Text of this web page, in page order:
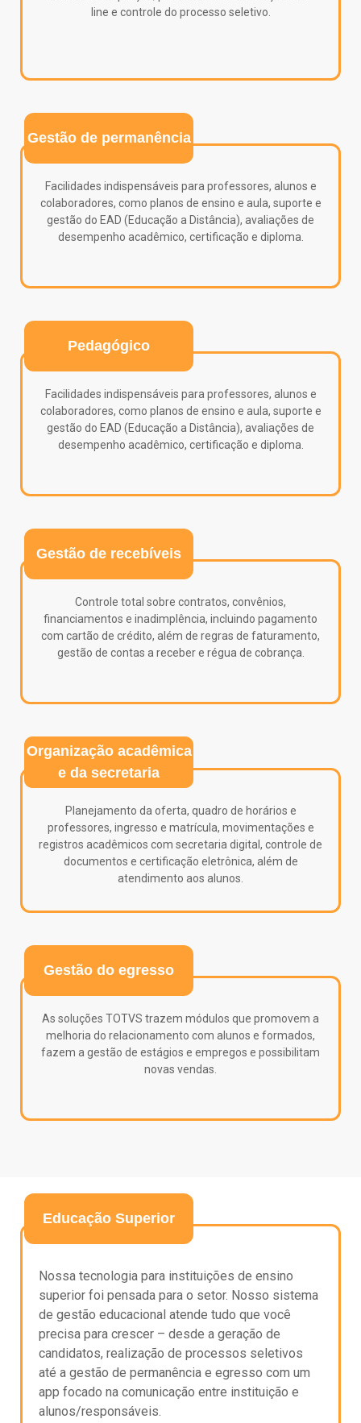
line e controle do processo seletivo.
Gestão de permanência
Facilidades indispensáveis para professores, alunos e
colaboradores, como planos de ensino e aula, suporte e
gestão do EAD (Educação a Distância), avaliações de
desempenho acadêmico, certificação e diploma.
Pedagógico
Facilidades indispensáveis para professores, alunos e
colaboradores, como planos de ensino e aula, suporte e
gestão do EAD (Educação a Distância), avaliações de
desempenho acadêmico, certificação e diploma.
Gestão de recebíveis
Controle total sobre contratos, convênios,
financiamentos e inadimplência, incluindo pagamento
com cartão de crédito, além de regras de faturamento,
gestão de contas a receber e régua de cobrança.
Organização acadêmica
e da secretaria
Planejamento da oferta, quadro de horários e
professores, ingresso e matrícula, movimentações e
registros acadêmicos com secretaria digital, controle de
documentos e certificação eletrônica, além de
atendimento aos alunos.
Gestão do egresso
As soluções TOTVS trazem módulos que promovem a
melhoria do relacionamento com alunos e formados,
fazem a gestão de estágios e empregos e possibilitam
novas vendas.
Educação Superior
Nossa tecnologia para instituições de ensino
superior foi pensada para o setor. Nosso sistema
de gestão educacional atende tudo que você
precisa para crescer – desde a geração de
candidatos, realização de processos seletivos
até a gestão de permanência e egresso com um
app focado na comunicação entre instituição e
alunos/responsáveis.